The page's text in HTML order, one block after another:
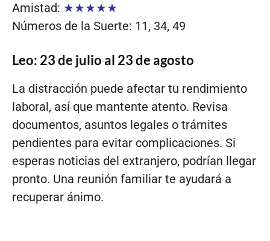
Amistad: ★★★★★
Números de la Suerte: 11, 34, 49
Leo: 23 de julio al 23 de agosto
La distracción puede afectar tu rendimiento
laboral, así que mantente atento. Revisa
documentos, asuntos legales o trámites
pendientes para evitar complicaciones. Si
esperas noticias del extranjero, podrían llegar
pronto. Una reunión familiar te ayudará a
recuperar ánimo.